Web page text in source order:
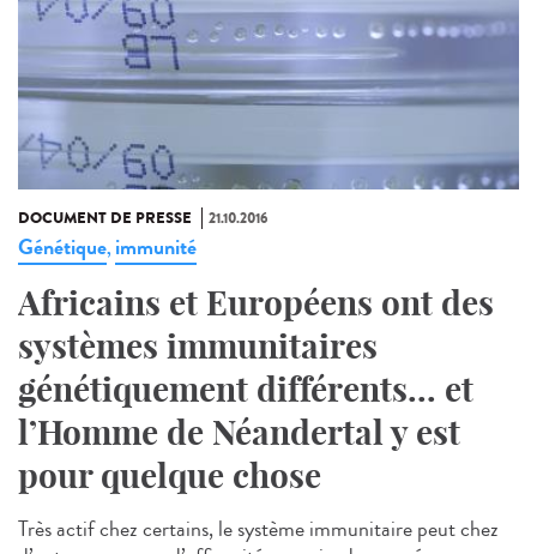
DOCUMENT DE PRESSE 21.10.2016
Génétique, immunité
Africains et Européens ont des
systèmes immunitaires
génétiquement différents... et
l’Homme de Néandertal y est
pour quelque chose
Très actif chez certains, le système immunitaire peut chez